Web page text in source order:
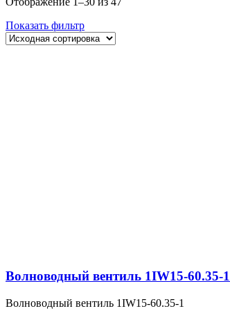
Показать фильтр
Волноводный вентиль 1IW15-60.35-1
Волноводный вентиль 1IW15-60.35-1